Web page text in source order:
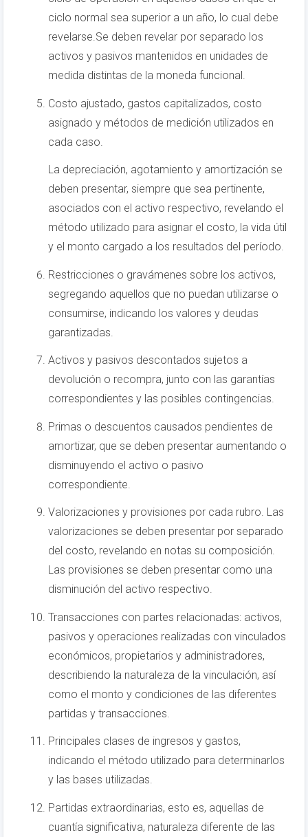
ciclo normal sea superior a un año, lo cual debe
revelarse.Se deben revelar por separado los
activos y pasivos mantenidos en unidades de
medida distintas de la moneda funcional.
Costo ajustado, gastos capitalizados, costo
asignado y métodos de medición utilizados en
cada caso.
La depreciación, agotamiento y amortización se
deben presentar, siempre que sea pertinente,
asociados con el activo respectivo, revelando el
método utilizado para asignar el costo, la vida útil
y el monto cargado a los resultados del período.
Restricciones o gravámenes sobre los activos,
segregando aquellos que no puedan utilizarse o
consumirse, indicando los valores y deudas
garantizadas.
Activos y pasivos descontados sujetos a
devolución o recompra, junto con las garantías
correspondientes y las posibles contingencias.
Primas o descuentos causados pendientes de
amortizar, que se deben presentar aumentando o
disminuyendo el activo o pasivo
correspondiente.
Valorizaciones y provisiones por cada rubro. Las
valorizaciones se deben presentar por separado
del costo, revelando en notas su composición.
Las provisiones se deben presentar como una
disminución del activo respectivo.
Transacciones con partes relacionadas: activos,
pasivos y operaciones realizadas con vinculados
económicos, propietarios y administradores,
describiendo la naturaleza de la vinculación, así
como el monto y condiciones de las diferentes
partidas y transacciones.
Principales clases de ingresos y gastos,
indicando el método utilizado para determinarlos
y las bases utilizadas.
Partidas extraordinarias, esto es, aquellas de
cuantía significativa, naturaleza diferente de las